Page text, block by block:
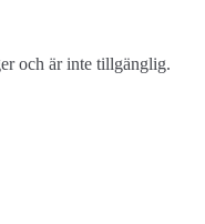
och är inte tillgänglig.